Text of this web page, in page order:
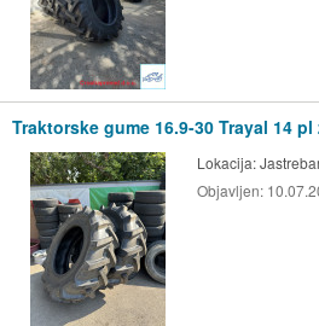
Traktorske gume 16.9-30 Trayal 14 pl
Lokacija:
Objavljen: